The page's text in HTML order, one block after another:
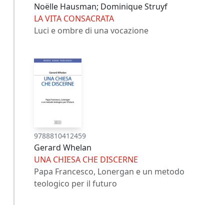
Noëlle Hausman; Dominique Struyf
LA VITA CONSACRATA
Luci e ombre di una vocazione
9788810412459
Gerard Whelan
UNA CHIESA CHE DISCERNE
Papa Francesco, Lonergan e un metodo
teologico per il futuro